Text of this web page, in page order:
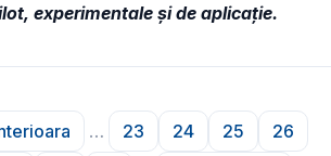
experimentale și de aplicație.
Pagina anterioară
…
Pagina
23
Pagina
24
Pagina
25 26